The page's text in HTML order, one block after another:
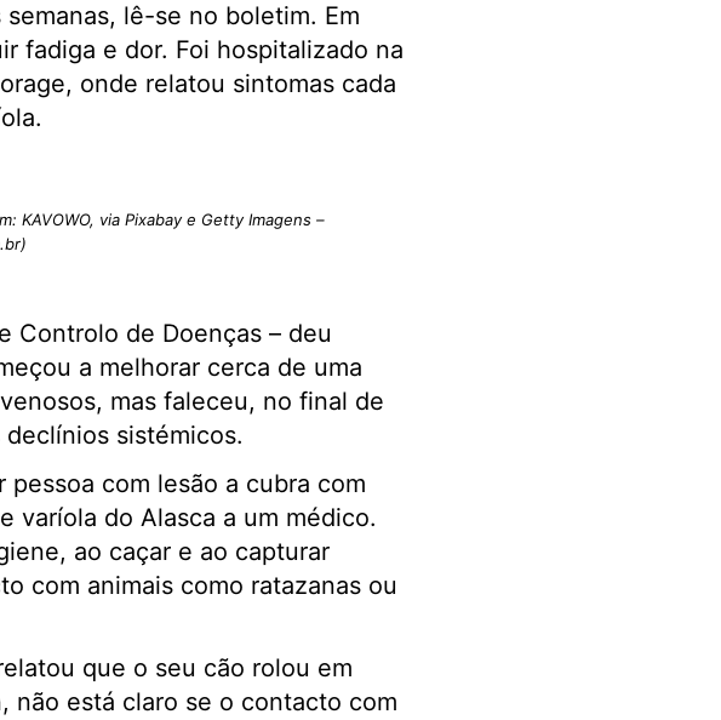
lê-se no boletim. Em
fadiga e dor. Foi hospitalizado na
onde relatou sintomas cada
KAVOWO, via Pixabay e Getty Imagens –
Controlo de Doenças – deu
a melhorar cerca de uma
mas faleceu, no final de
sistémicos.
com lesão a cubra com
varíola do Alasca a um médico.
ao caçar e ao capturar
com animais como ratazanas ou
que o seu cão rolou em
não está claro se o contacto com